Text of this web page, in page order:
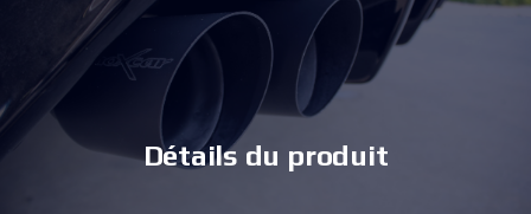
Détails du produit